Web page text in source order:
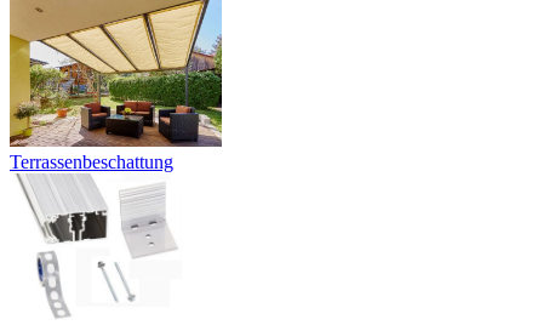
Terrassenbeschattung